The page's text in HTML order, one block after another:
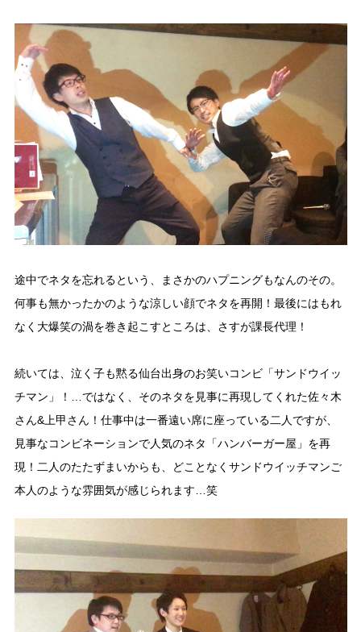
途中でネタを忘れるという、まさかのハプニングもなんのその。
何事も無かったかのような涼しい顔でネタを再開！最後にはもれ
なく大爆笑の渦を巻き起こすところは、さすが課長代理！
続いては、泣く子も黙る仙台出身のお笑いコンビ「サンドウイッ
チマン」！…ではなく、そのネタを見事に再現してくれた佐々木
さん&上甲さん！仕事中は一番遠い席に座っている二人ですが、
見事なコンビネーションで人気のネタ「ハンバーガー屋」を再
現！二人のたたずまいからも、どことなくサンドウイッチマンご
本人のような雰囲気が感じられます…笑